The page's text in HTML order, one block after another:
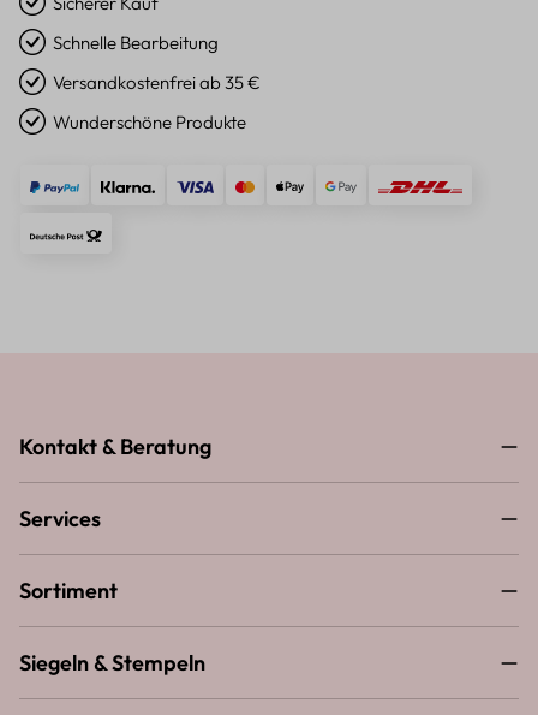
Schnelle Bearbeitung
Versandkostenfrei ab 35 €
Wunderschöne Produkte
Kontakt & Beratung
Services
Sortiment
Siegeln & Stempeln